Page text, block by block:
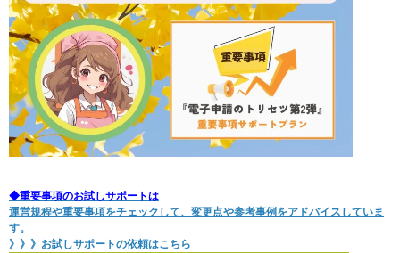
◆重要事項のお試しサポートは
運営規程や重要事項をチェックして、変更点や参考事例をアドバイスしていま
す。
》》》 お試しサポートの依頼はこちら